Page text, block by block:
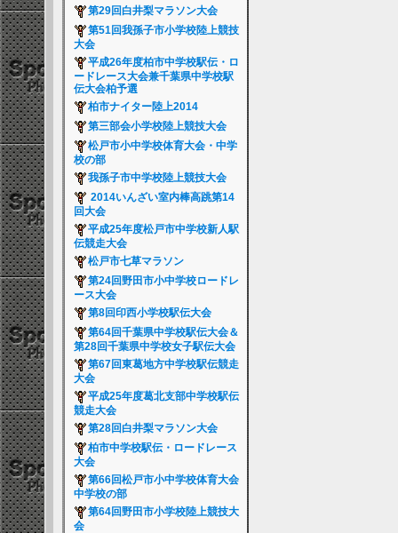
第29回白井梨マラソン大会
第51回我孫子市小学校陸上競技
大会
平成26年度柏市中学校駅伝・ロ
ードレース大会兼千葉県中学校駅
伝大会柏予選
柏市ナイター陸上2014
第三部会小学校陸上競技大会
松戸市小中学校体育大会・中学
校の部
我孫子市中学校陸上競技大会
2014いんざい室内棒高跳第14
回大会
平成25年度松戸市中学校新人駅
伝競走大会
松戸市七草マラソン
第24回野田市小中学校ロードレ
ース大会
第8回印西小学校駅伝大会
第64回千葉県中学校駅伝大会＆
第28回千葉県中学校女子駅伝大会
第67回東葛地方中学校駅伝競走
大会
平成25年度葛北支部中学校駅伝
競走大会
第28回白井梨マラソン大会
柏市中学校駅伝・ロードレース
大会
第66回松戸市小中学校体育大会
中学校の部
第64回野田市小学校陸上競技大
会